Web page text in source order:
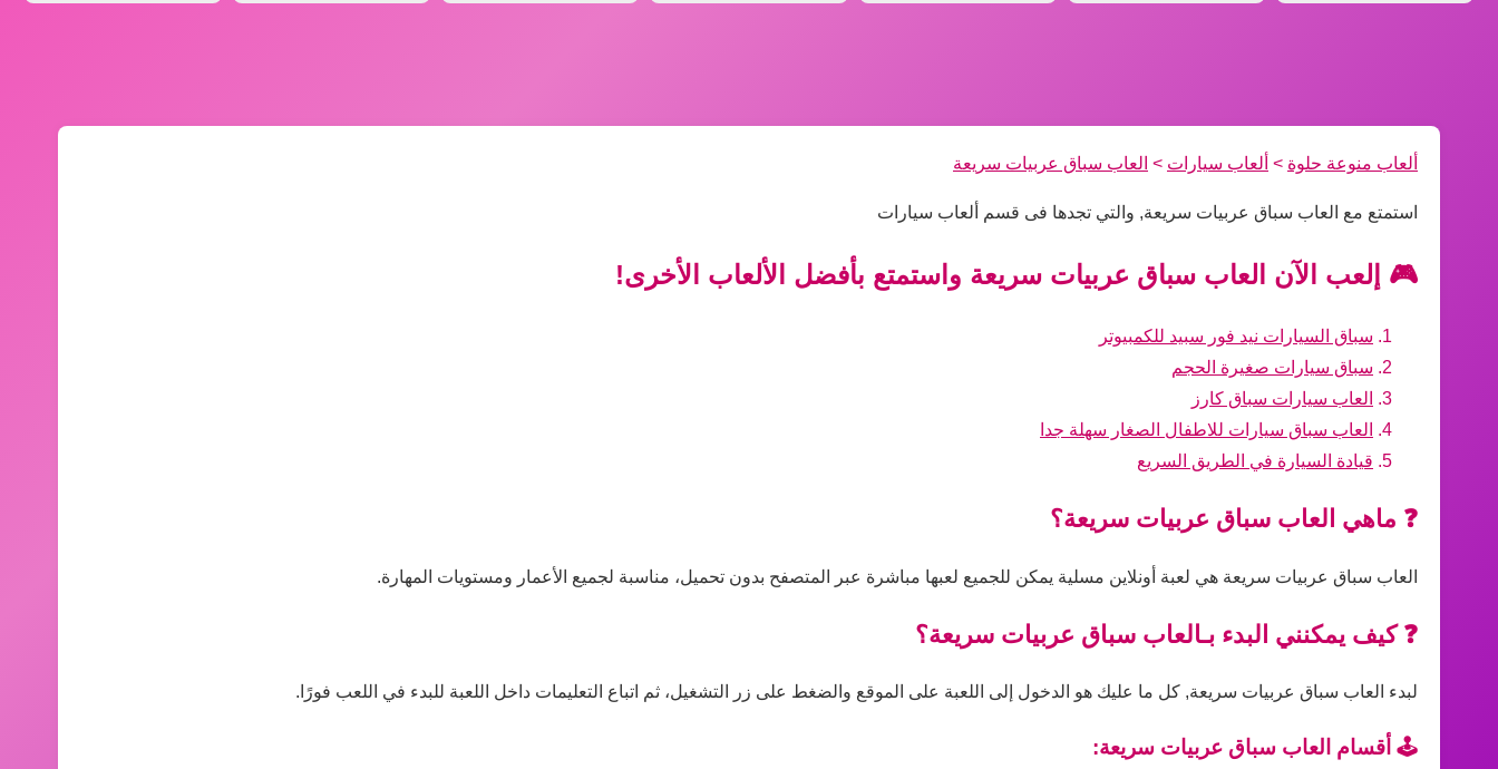
ألعاب منوعة حلوة > ألعاب سيارات > العاب سباق عربيات سريعة
استمتع مع العاب سباق عربيات سريعة, والتي تجدها فى قسم ألعاب سيارات
🎮 إلعب الآن العاب سباق عربيات سريعة واستمتع بأفضل الألعاب الأخرى!
سباق السيارات نيد فور سبيد للكمبيوتر
سباق سيارات صغيرة الحجم
العاب سيارات سباق كارز
العاب سباق سيارات للاطفال الصغار سهلة جدا
قيادة السيارة في الطريق السريع
❓ ماهي العاب سباق عربيات سريعة؟
العاب سباق عربيات سريعة هي لعبة أونلاين مسلية يمكن للجميع لعبها مباشرة عبر المتصفح بدون تحميل، مناسبة لجميع الأعمار ومستويات المهارة.
❓ كيف يمكنني البدء بـالعاب سباق عربيات سريعة؟
لبدء العاب سباق عربيات سريعة, كل ما عليك هو الدخول إلى اللعبة على الموقع والضغط على زر التشغيل، ثم اتباع التعليمات داخل اللعبة للبدء في اللعب فورًا.
🕹️ أقسام العاب سباق عربيات سريعة: